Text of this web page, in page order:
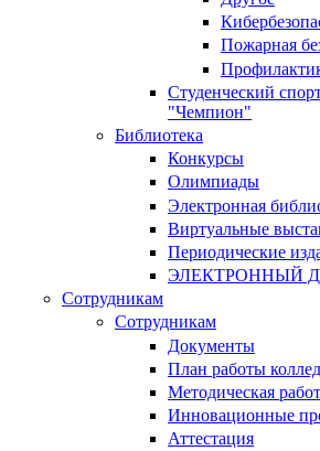
Пожарная
Студенческий
"Чемпион"
Библиотека
Конкурсы
Олимпиады
Электронная
Виртуальные
Периодические
ЭЛЕКТРОННЫЙ
Сотрудникам
Сотрудникам
Документы
План работы
Методическая
Инновационные
Аттестация